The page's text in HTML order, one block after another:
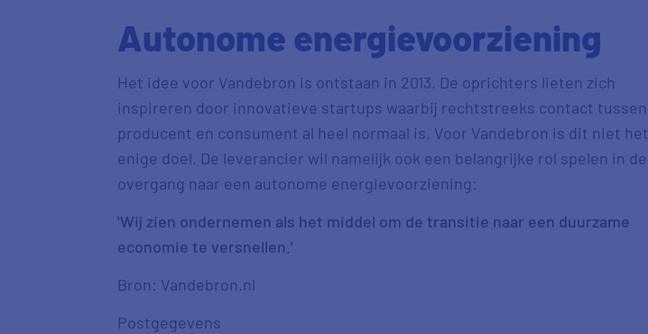
Autonome energievoorziening
Het idee voor Vandebron is ontstaan in 2013. De oprichters lieten zich
inspireren door innovatieve startups waarbij rechtstreeks contact tussen
producent en consument al heel normaal is. Voor Vandebron is dit niet het
enige doel. De leverancier wil namelijk ook een belangrijke rol spelen in de
overgang naar een autonome energievoorziening:
'Wij zien ondernemen als het middel om de transitie naar een duurzame
economie te versnellen.'
Bron: Vandebron.nl
Postgegevens